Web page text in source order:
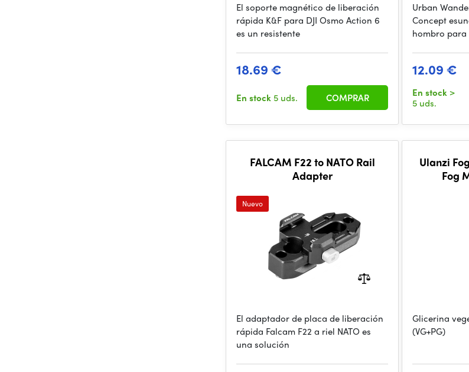
El soporte magnético de liberación
rápida K&F para DJI Osmo Action 6
es un resistente
18.69 €
En stock 5 uds. COMPRAR
Urban
Concept
hombro para
12.09 €
En stock >
5 uds.
FALCAM F22 to NATO Rail
Adapter
Nuevo
El adaptador de placa de liberación
rápida Falcam F22 a riel NATO es
una solución
Ulanzi
Fog
Glicerina
(VG+PG)